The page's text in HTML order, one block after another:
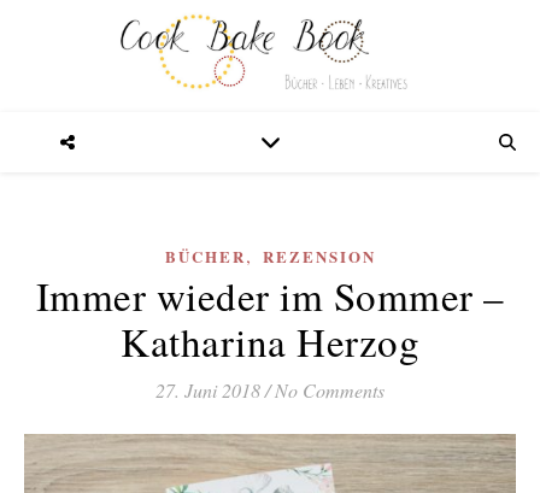
BÜCHER, REZENSION
Immer wieder im Sommer –
Katharina Herzog
27. Juni 2018/No Comments